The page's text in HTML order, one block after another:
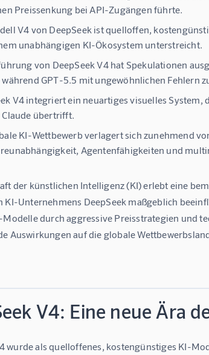
Preissenkung bei API-Zugängen führte.
V4 von DeepSeek ist quelloffen,
unabhängigen KI-Ökosystem unterstreicht.
von DeepSeek V4 hat Spekulationen
GPT-5.5 mit ungewöhnlichen Fehlern
V4 integriert ein neuartiges visuelles
Claude übertrifft.
KI-Wettbewerb verlagert sich zunehmend
Agentenfähigkeiten und
der künstlichen Intelligenz (KI) erlebt eine
KI-Unternehmens DeepSeek maßgeblich
durch aggressive Preisstrategien und
Auswirkungen auf die globale
V4: Eine neue Ära
wurde als quelloffenes, kostengünstiges KI-